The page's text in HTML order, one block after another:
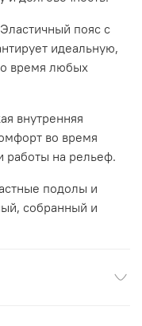
Эластичный пояс с
идеальную,
время любых
внутренняя
во время
работы на рельеф.
подолы и
собранный и